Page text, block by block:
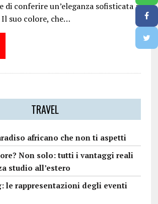
di conferire un’eleganza sofisticata a
Il suo colore, che…
TRAVEL
africano che non ti aspetti
Non solo: tutti i vantaggi reali
studio all’estero
le rappresentazioni degli eventi